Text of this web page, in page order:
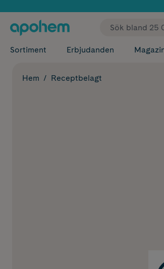
Sortiment Erbjudanden
Hem Receptbelagt